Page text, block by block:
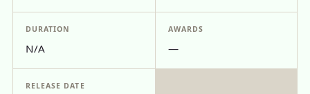
DURATION
N/A
AWARDS
—
RELEASE DATE